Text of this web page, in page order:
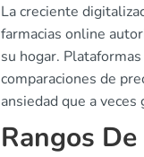
La creciente
farmacias online
su hogar.
comparaciones de
ansiedad que a
Rangos